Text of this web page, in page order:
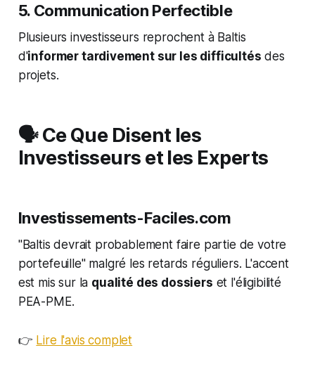
5. Communication Perfectible
Plusieurs investisseurs reprochent à Baltis
d'informer tardivement sur les difficultés des
projets.
🗣️ Ce Que Disent les
Investisseurs et les Experts
Investissements-Faciles.com
"Baltis devrait probablement faire partie de votre
portefeuille" malgré les retards réguliers. L'accent
est mis sur la qualité des dossiers et l'éligibilité
PEA-PME.
👉 Lire l'avis complet